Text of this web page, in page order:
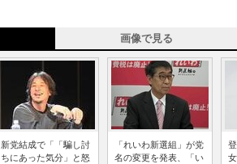
画像で見る
新党結成で「「騙し討
ちにあった気分」と怒
「れいわ新選組」が党
名の変更を発表、「い